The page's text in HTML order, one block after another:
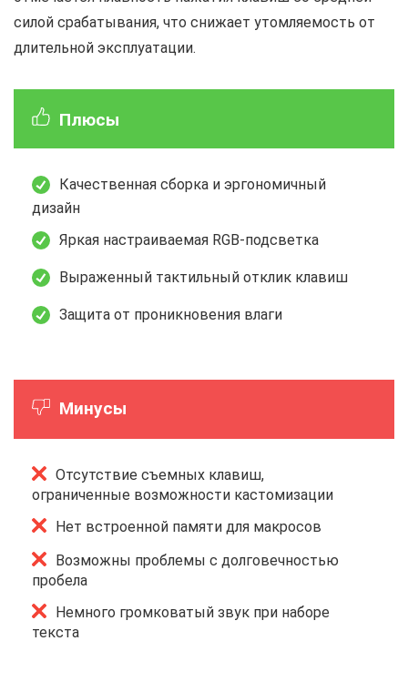
силой срабатывания, что снижает утомляемость от
длительной эксплуатации.
Плюсы
Качественная сборка и эргономичный
дизайн
Яркая настраиваемая RGB-подсветка
Выраженный тактильный отклик клавиш
Защита от проникновения влаги
Минусы
Отсутствие съемных клавиш,
ограниченные возможности кастомизации
Нет встроенной памяти для макросов
Возможны проблемы с долговечностью
пробела
Немного громковатый звук при наборе
текста